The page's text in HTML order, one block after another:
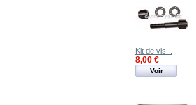
Kit de vis...
8,00 €
Voir